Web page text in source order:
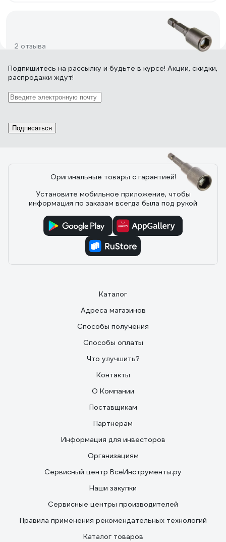
2 отзыва
Отзыв о бите Кедр с торцевой
головкой7х45 мм 150-002 208753
Не пластилиновая, отличная.
Отзыв о бите Кедр с торцевой
головкой10х65 мм 150-006 208757
Норм
Подпишитесь на рассылку и будьте в курсе! Акции, скидки,
распродажи ждут!
Подписаться
Оригинальные товары с гарантией!
Установите мобильное приложение, чтобы
информация по заказам всегда была под рукой
Каталог
Адреса магазинов
Способы получения
Способы оплаты
Что улучшить?
Контакты
О Компании
Поставщикам
Партнерам
Информация для инвесторов
Организациям
Сервисный центр ВсеИнструменты.ру
Наши закупки
Сервисные центры производителей
Правила применения рекомендательных технологий
Каталог товаров